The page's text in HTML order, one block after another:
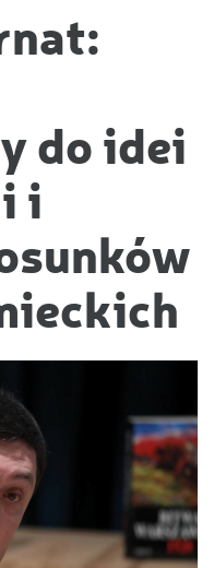
do idei
i